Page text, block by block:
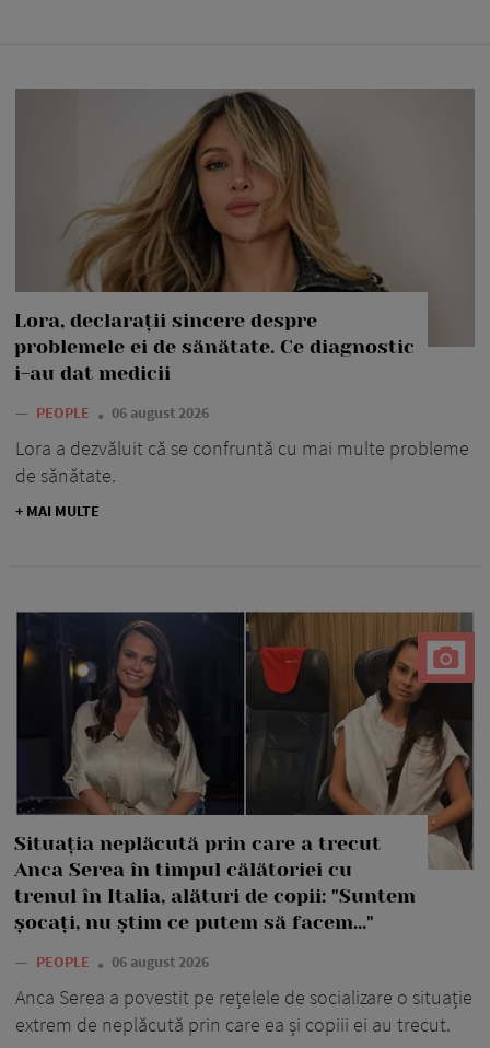
Lora, declarații sincere despre
problemele ei de sănătate. Ce diagnostic
i-au dat medicii
— PEOPLE 06 august 2026
Lora a dezvăluit că se confruntă cu mai multe probleme
de sănătate.
+ MAI MULTE
Situația neplăcută prin care a trecut
Anca Serea în timpul călătoriei cu
trenul în Italia, alături de copii: "Suntem
șocați, nu știm ce putem să facem..."
— PEOPLE 06 august 2026
Anca Serea a povestit pe rețelele de socializare o situație
extrem de neplăcută prin care ea și copiii ei au trecut.